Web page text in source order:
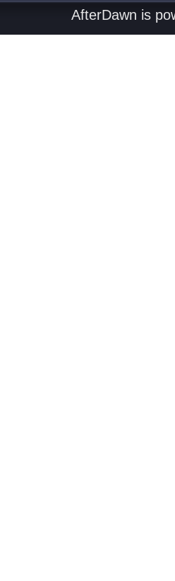
AfterDawn is